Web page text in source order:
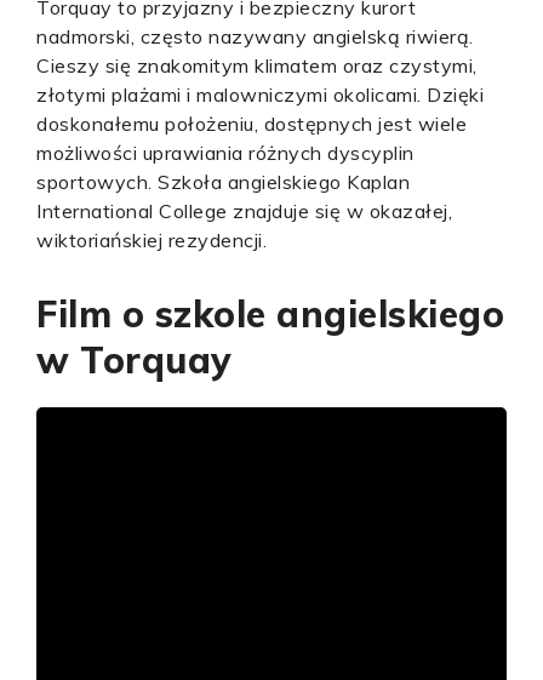
Torquay to przyjazny i bezpieczny kurort
nadmorski, często nazywany angielską riwierą.
Cieszy się znakomitym klimatem oraz czystymi,
złotymi plażami i malowniczymi okolicami. Dzięki
doskonałemu położeniu, dostępnych jest wiele
możliwości uprawiania różnych dyscyplin
sportowych. Szkoła angielskiego Kaplan
International College znajduje się w okazałej,
wiktoriańskiej rezydencji.
Film o szkole angielskiego
w Torquay